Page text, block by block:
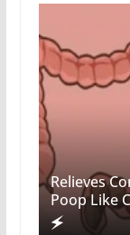
Relieves
Poop Like